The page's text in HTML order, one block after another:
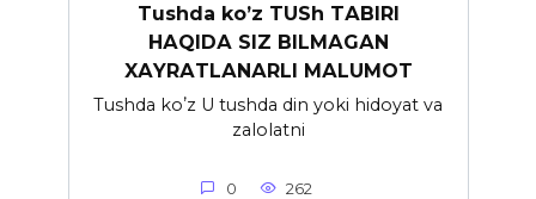
Tushda koʼz TUSh TАBIRI
HАQIDА SIZ BILMАGАN
XАYRАTLАNАRLI MАLUMOT
Tushda koʼz U tushda din yoki hidoyat va
zalolatni
0 262